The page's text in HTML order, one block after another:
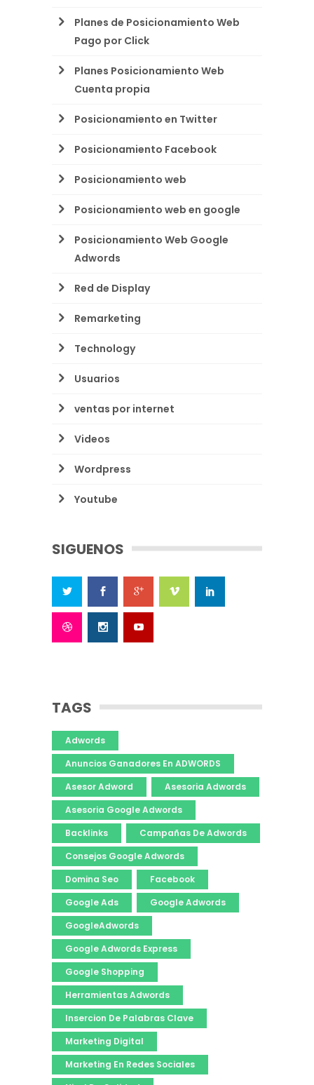
Planes de Posicionamiento Web
Pago por Click
Planes Posicionamiento Web
Cuenta propia
Posicionamiento en Twitter
Posicionamiento Facebook
Posicionamiento web
Posicionamiento web en google
Posicionamiento Web Google
Adwords
Red de Display
Remarketing
Technology
Usuarios
ventas por internet
Videos
Wordpress
Youtube
SIGUENOS
TAGS
Adwords
Anuncios Ganadores En ADWORDS
Asesor Adword
Asesoria Adwords
Asesoria Google Adwords
Backlinks
Campañas De Adwords
Consejos Google Adwords
Domina Seo
Facebook
Google Ads
Google Adwords
GoogleAdwords
Google Adwords Express
Google Shopping
Herramientas Adwords
Insercion De Palabras Clave
Marketing Digital
Marketing En Redes Sociales